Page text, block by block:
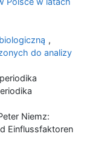
,
do analizy
Niemz:
Einflussfaktoren